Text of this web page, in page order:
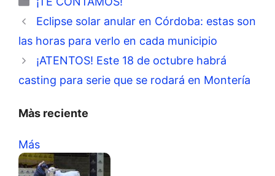
Eclipse solar anular en Córdoba: estas son
las horas para verlo en cada municipio
¡ATENTOS! Este 18 de octubre habrá
casting para serie que se rodará en Montería
Màs reciente
Más